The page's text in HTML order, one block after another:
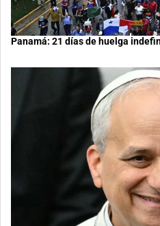
Panamá: 21 días de huelga